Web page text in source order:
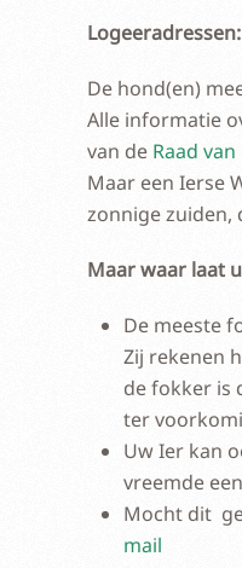
De hond(en)
Alle informatie
van de Raad
Maar een Ierse
zonnige zuiden,
Maar waar laat
De meeste
Zij rekenen
de fokker is
ter
Uw Ier kan
vreemde
Mocht dit
mail